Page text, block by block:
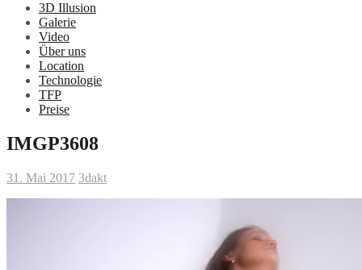
3D Illusion
Galerie
Video
Über uns
Location
Technologie
TFP
Preise
IMGP3608
31. Mai 2017 3dakt